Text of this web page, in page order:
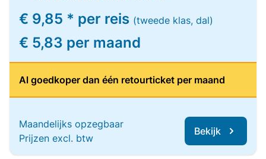
€ 9,85 * per reis (tweede klas, dal)
€ 5,83 per maand
Al goedkoper dan één retourticket per maand
Maandelijks opzegbaar
Prijzen excl. btw
Bekijk